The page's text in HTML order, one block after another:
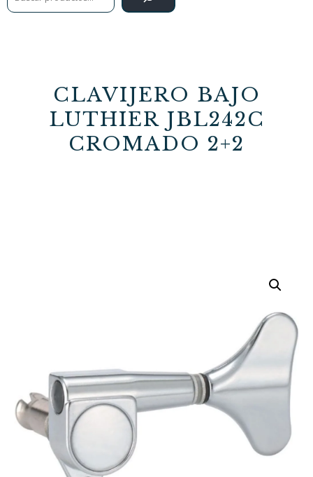
CLAVIJERO BAJO
LUTHIER JBL242C
CROMADO 2+2